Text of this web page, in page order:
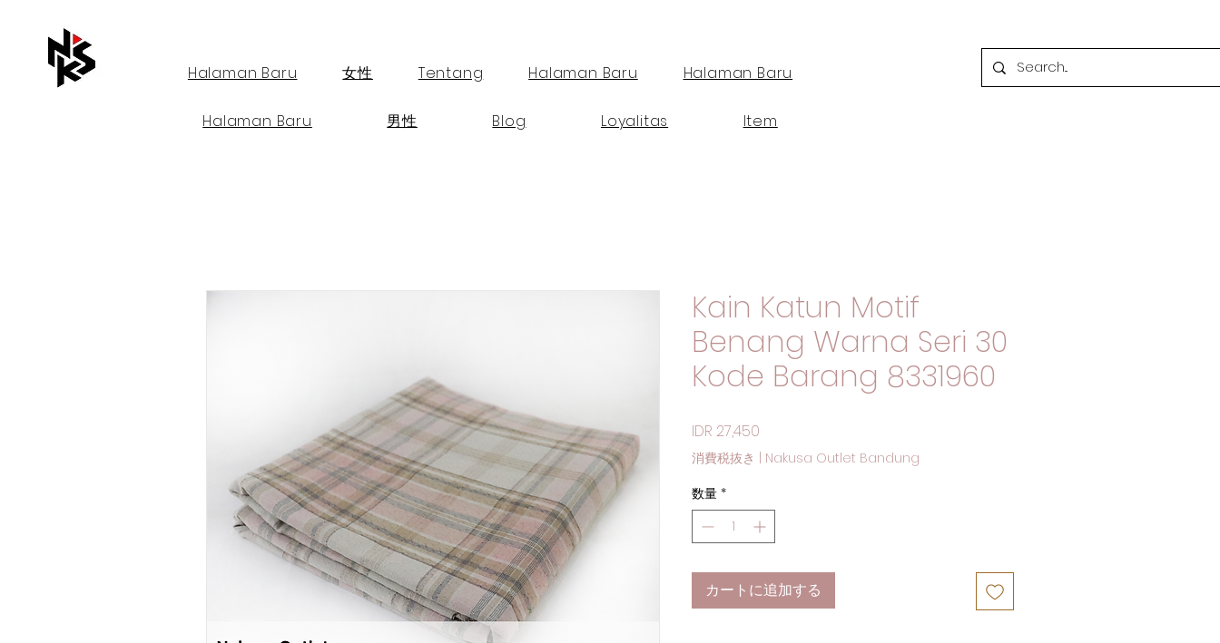
Halaman Baru 女性 Tentang Halaman Baru Halaman Baru
Halaman Baru 男性 Blog Loyalitas Item
Kain Katun Motif
Benang Warna Seri 30
Kode Barang 8331960
IDR 27,450
消費税抜き
Nakusa Outlet Bandung
数量 *
カートに追加する